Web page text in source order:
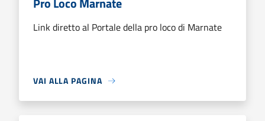
Link diretto al Portale della pro loco di Marnate
VAI ALLA PAGINA